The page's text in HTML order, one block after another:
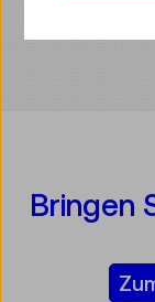
Bringen